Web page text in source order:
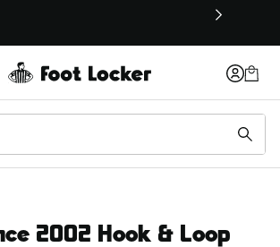
in einem neuen Fenster
2002 Hook & Loop